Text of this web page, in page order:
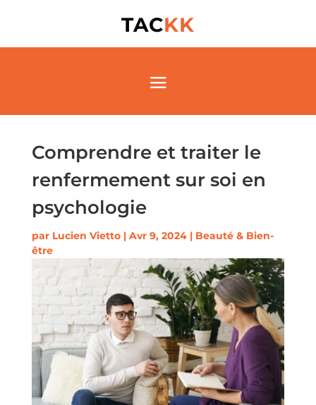
TACKK
Comprendre et traiter le
renfermement sur soi en
psychologie
par Lucien Vietto| Avr 9, 2024| Beauté & Bien-
être